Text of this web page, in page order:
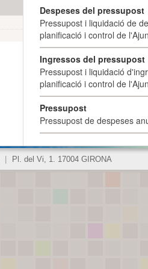
Despeses del pressupost
Pressupost i liquidació de
planificació i control de
Ingressos del pressupost
Pressupost i liquidació
planificació i control de
Pressupost
Pressupost de despeses
Pl. del Vi, 1. 17004 GIRONA